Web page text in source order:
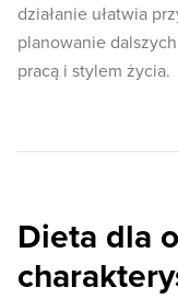
działanie ułatwia
planowanie
pracą i stylem życia.
Dieta dla